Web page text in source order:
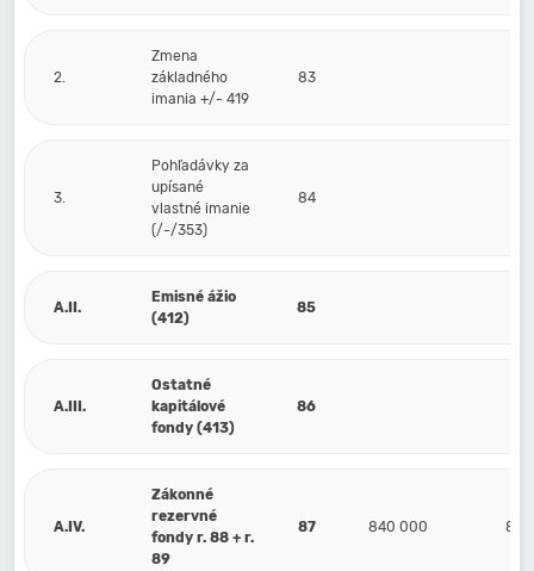
2.
Zmena
základného
imania +/- 419
83
3.
Pohľadávky za
upísané
vlastné imanie
(/-/353)
84
A.II.
Emisné ážio
(412)
85
A.III.
Ostatné
kapitálové
fondy (413)
86
A.IV.
Zákonné
rezervné
fondy r. 88 + r.
89
87 840 000